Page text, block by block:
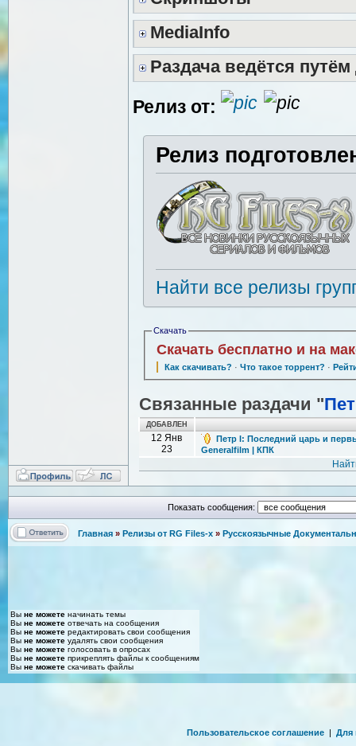
MediaInfo
Раздача ведётся
Релиз от:
Релиз
Найти все релизы
Скачать
Скачать бесплатно и на
Как скачивать? · Что такое торрент? ·
Связанные раздачи "
ДОБАВЛЕН
12 Янв
23
Петр I: Последний царь и
Generalfilm | КПК
Показать сообщения:
Главная » Релизы от RG Files-x » Русскоязычные
Вы не можете начинать темы
Вы не можете отвечать на сообщения
Вы не можете редактировать свои сообщения
Вы не можете удалять свои сообщения
Вы не можете голосовать в опросах
Вы не можете прикреплять файлы к сообщениям
Вы не можете скачивать файлы
Пользовательское соглашение | Для